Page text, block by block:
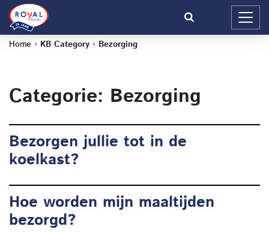
Home › KB Category › Bezorging
Categorie: Bezorging
Bezorgen jullie tot in de
koelkast?
Hoe worden mijn maaltijden
bezorgd?